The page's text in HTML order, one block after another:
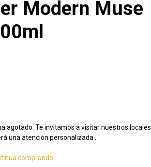
Modern Muse
agotado. Te invitamos a visitar nuestros locales
una atención personalizada..
comprando